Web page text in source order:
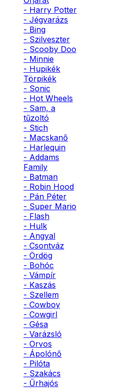
- Harry Potter
- Jégvarázs
- Bing
- Szilveszter
- Scooby Doo
- Minnie
- Hupikék
Törpikék
- Sonic
- Hot Wheels
- Sam, a
tűzoltó
- Stich
- Macskanő
- Harlequin
- Addams
Family
- Batman
- Robin Hood
- Pán Péter
- Super Mario
- Flash
- Hulk
- Angyal
- Csontváz
- Ördög
- Bohóc
- Vámpír
- Kaszás
- Szellem
- Cowboy
- Cowgirl
- Gésa
- Varázsló
- Orvos
- Ápolónő
- Pilóta
- Szakács
- Űrhajós